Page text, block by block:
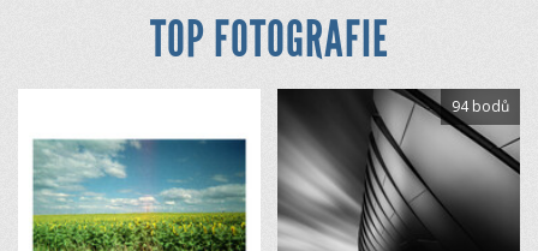
TOP FOTOGRAFIE
94 bodů